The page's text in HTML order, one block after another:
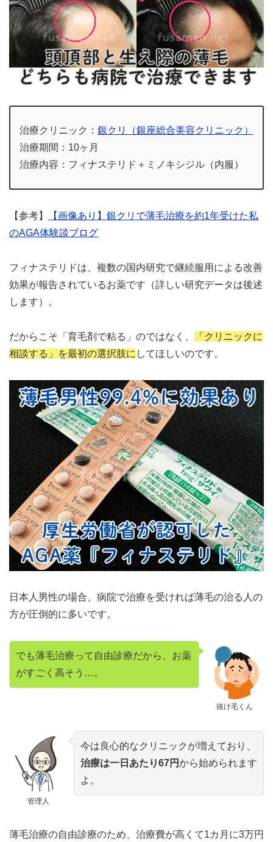
治療クリニック： 銀クリ（銀座総合美容クリニック）
治療期間：10ヶ月
治療内容：フィナステリド＋ミノキシジル（内服）
【参考】
【画像あり】銀クリで薄毛治療を約1年受けた私
のAGA体験談ブログ
フィナステリドは、複数の国内研究で継続服用による改善
効果が報告されているお薬です（詳しい研究データは後述
します）。
だからこそ「育毛剤で粘る」のではなく、
「クリニックに
相談する」を最初の選択肢に してほしいのです。
日本人男性の場合、病院で治療を受ければ薄毛の治る人の
方が圧倒的に多いです。
抜け毛くん
でも薄毛治療って自由診療だから、お薬
がすごく高そう…。
管理人
今は良心的なクリニックが増えており、
治療は一日あたり67円から始められます
よ。
薄毛治療の自由診療のため、治療費が高くて1カ月に3万円